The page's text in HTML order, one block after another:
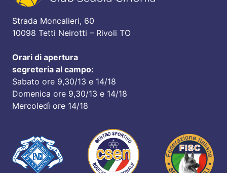
Strada Moncalieri, 60
10098 Tetti Neirotti – Rivoli TO
Orari di apertura
segreteria al campo:
Sabato ore 9,30/13 e 14/18
Domenica ore 9,30/13 e 14/18
Mercoledì ore 14/18